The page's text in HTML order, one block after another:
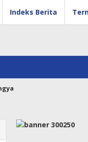
Indeks Berita